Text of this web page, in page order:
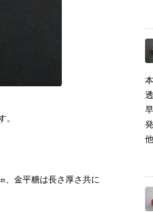
、金平糖は長さ厚さ共に